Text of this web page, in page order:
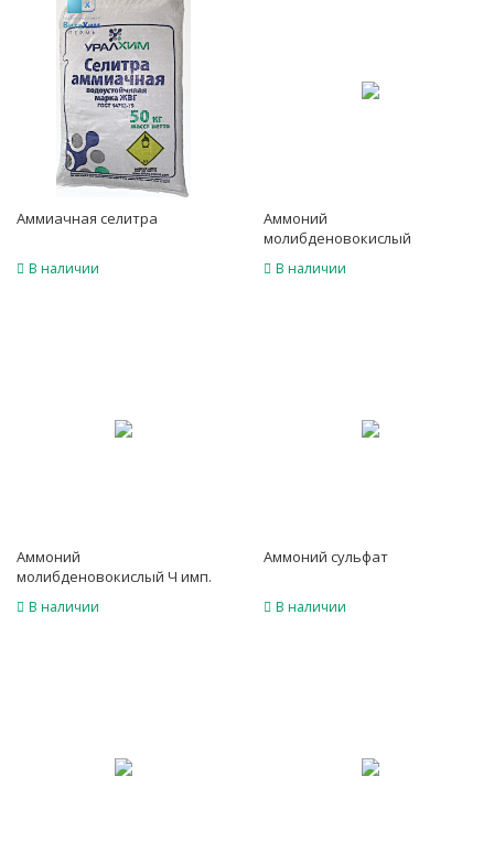
Аммиачная селитра
В наличии
Аммоний
молибденовокислый
В наличии
Аммоний
молибденовокислый Ч имп.
В наличии
Аммоний сульфат
В наличии